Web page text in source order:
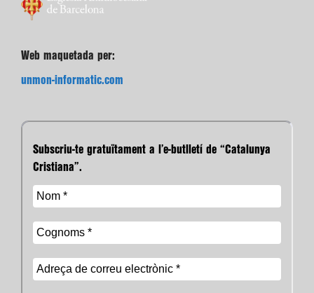
Web maquetada per:
unmon-informatic.com
Subscriu-te gratuïtament a l’e-butlletí de “Catalunya
Cristiana”.